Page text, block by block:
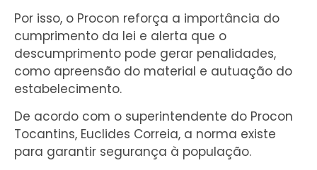
Por isso, o Procon reforça a importância do
cumprimento da lei e alerta que o
descumprimento pode gerar penalidades,
como apreensão do material e autuação do
estabelecimento.
De acordo com o superintendente do Procon
Tocantins, Euclides Correia, a norma existe
para garantir segurança à população.